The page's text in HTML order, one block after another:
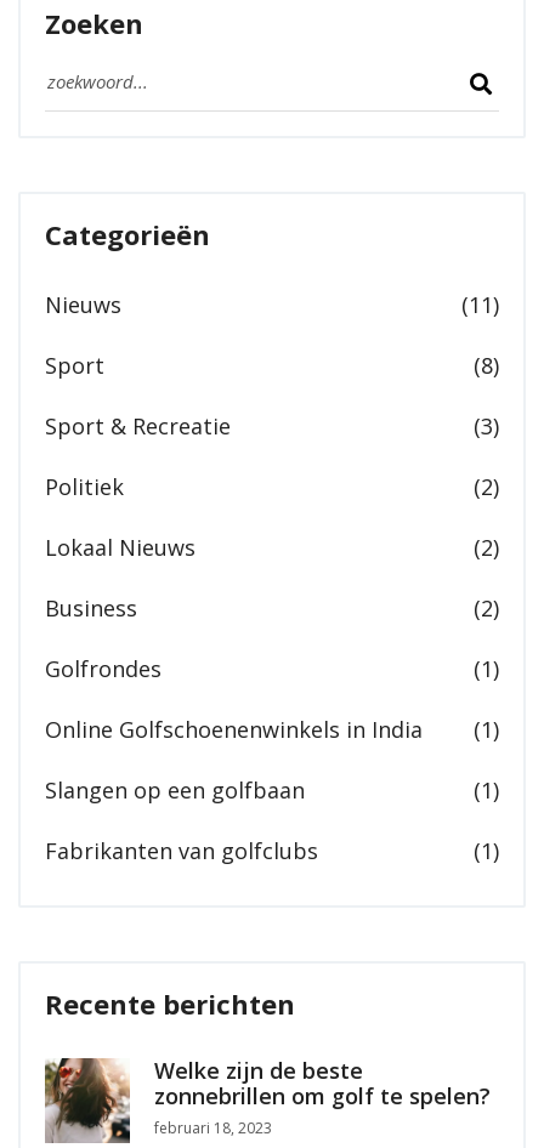
Zoeken
Categorieën
Nieuws (11)
Sport (8)
Sport & Recreatie (3)
Politiek (2)
Lokaal Nieuws (2)
Business (2)
Golfrondes (1)
Online Golfschoenenwinkels in India (1)
Slangen op een golfbaan (1)
Fabrikanten van golfclubs (1)
Recente berichten
Welke zijn de beste
zonnebrillen om golf te spelen?
februari 18, 2023